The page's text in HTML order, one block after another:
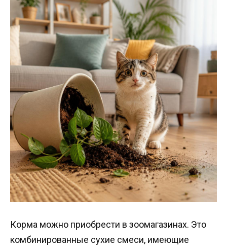
Корма можно приобрести в зоомагазинах. Это
комбинированные сухие смеси, имеющие